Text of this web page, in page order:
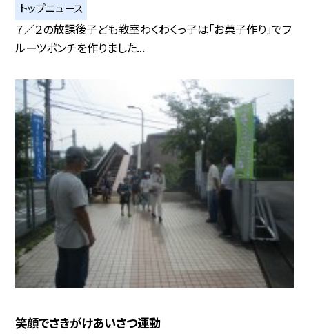
トップニュース
７／２の放課後子ども教室わくわくっ子は「お菓子作り」でフ
ルーツポンチを作りました...
笑顔でさきがけあいさつ運動